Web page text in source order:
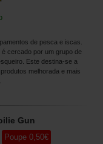
de pesca e iscas.
cercado por um grupo de
Este destina-se a
melhorada e mais
Gun
Poupe 0,50€